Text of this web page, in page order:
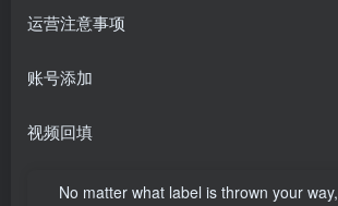
运营注意事项
账号添加
视频回填
No matter what label is thrown your